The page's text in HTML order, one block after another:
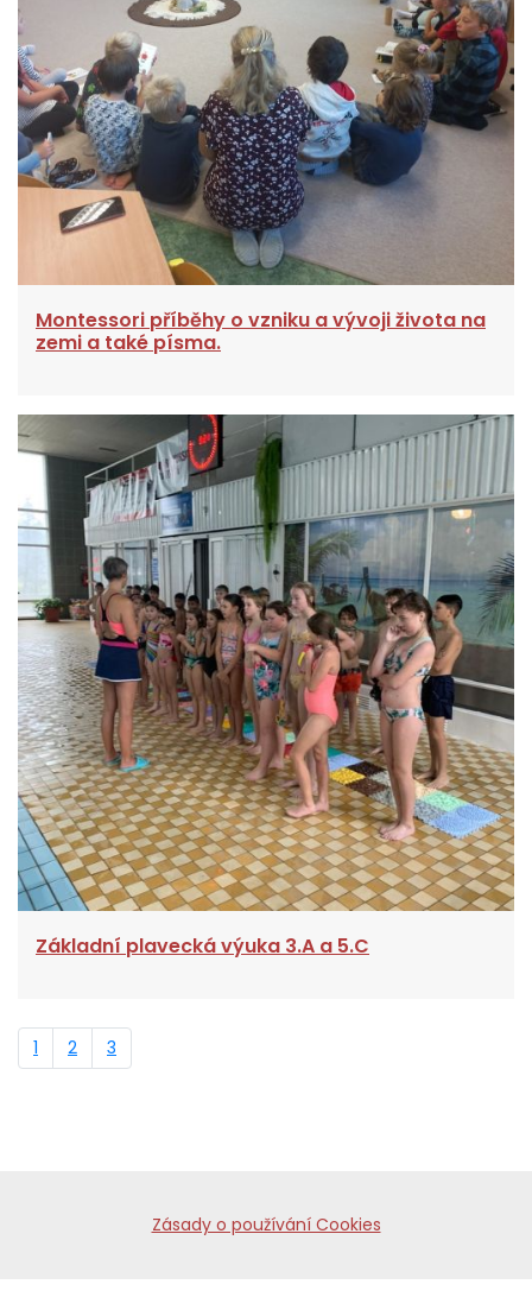
Montessori příběhy o vzniku a vývoji života na
zemi a také písma.
Základní plavecká výuka 3.A a 5.C
1 2 3
Zásady o používání Cookies